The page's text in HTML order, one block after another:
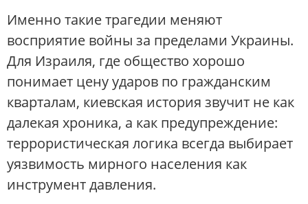
Именно такие трагедии меняют
восприятие войны за пределами Украины.
Для Израиля, где общество хорошо
понимает цену ударов по гражданским
кварталам, киевская история звучит не как
далекая хроника, а как предупреждение:
террористическая логика всегда выбирает
уязвимость мирного населения как
инструмент давления.